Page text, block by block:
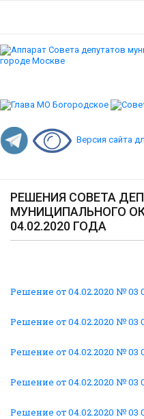
Версия сайта
РЕШЕНИЯ СОВЕТА
МУНИЦИПАЛЬНОГО
04.02.2020 ГОДА
Решение от 04.02.2020 № 03
Решение от 04.02.2020 № 03
Решение от 04.02.2020 № 03
Решение от 04.02.2020 № 03
Решение от 04.02.2020 № 03